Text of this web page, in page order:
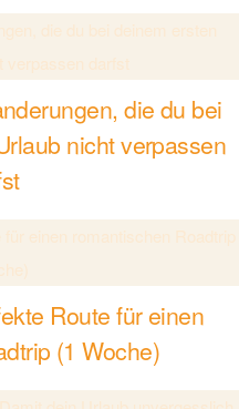
die du bei
nicht verpassen
Route für einen
(1 Woche)